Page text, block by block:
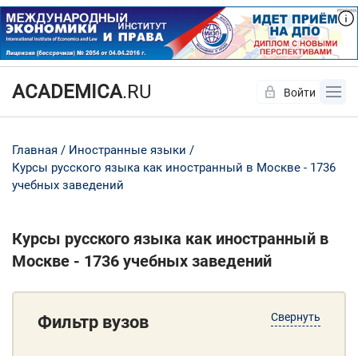
ACADEMICA.RU Войти
Главная
Иностранные языки
Курсы русского языка как иностранный в Москве - 1736
учебных заведений
Курсы русского языка как иностранный в
Москве - 1736 учебных заведений
Свернуть
Фильтр вузов
Да Нет